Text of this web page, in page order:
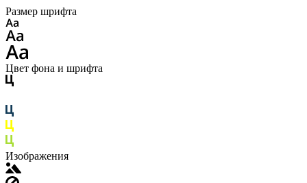
Размер шрифта
Цвет фона и шрифта
Изображения